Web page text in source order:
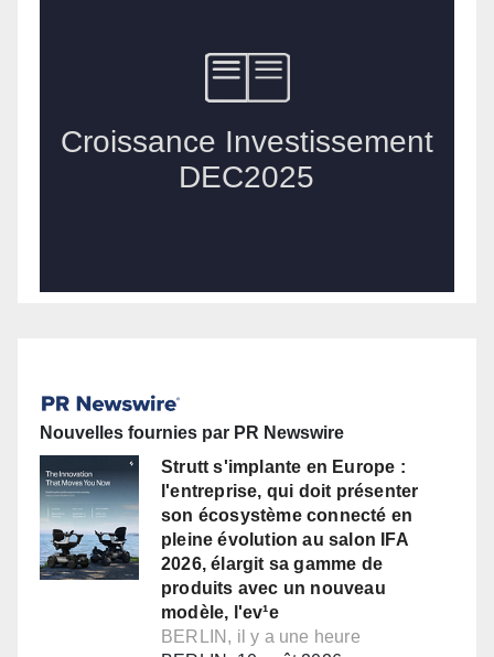
Nouvelles fournies par PR Newswire
Strutt s'implante en Europe :
l'entreprise, qui doit présenter
son écosystème connecté en
pleine évolution au salon IFA
2026, élargit sa gamme de
produits avec un nouveau
modèle, l'ev¹e
BERLIN, il y a une heure